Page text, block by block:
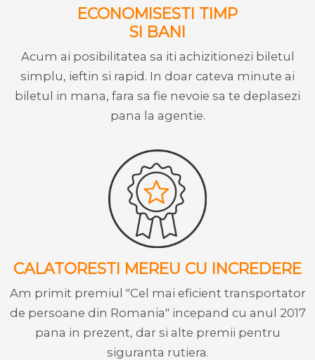
ECONOMISESTI TIMP
SI BANI
Acum ai posibilitatea sa iti achizitionezi biletul
simplu, ieftin si rapid. In doar cateva minute ai
biletul in mana, fara sa fie nevoie sa te deplasezi
pana la agentie.
CALATORESTI MEREU CU INCREDERE
Am primit premiul "Cel mai eficient transportator
de persoane din Romania" incepand cu anul 2017
pana in prezent, dar si alte premii pentru
siguranta rutiera.